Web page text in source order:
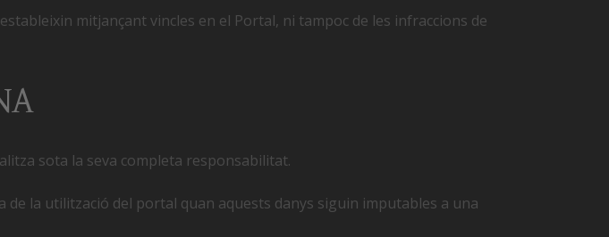
mitjançant vincles en el Portal, ni tampoc de les infraccions de
sota la seva completa responsabilitat.
la utilització del portal quan aquests danys siguin imputables a una